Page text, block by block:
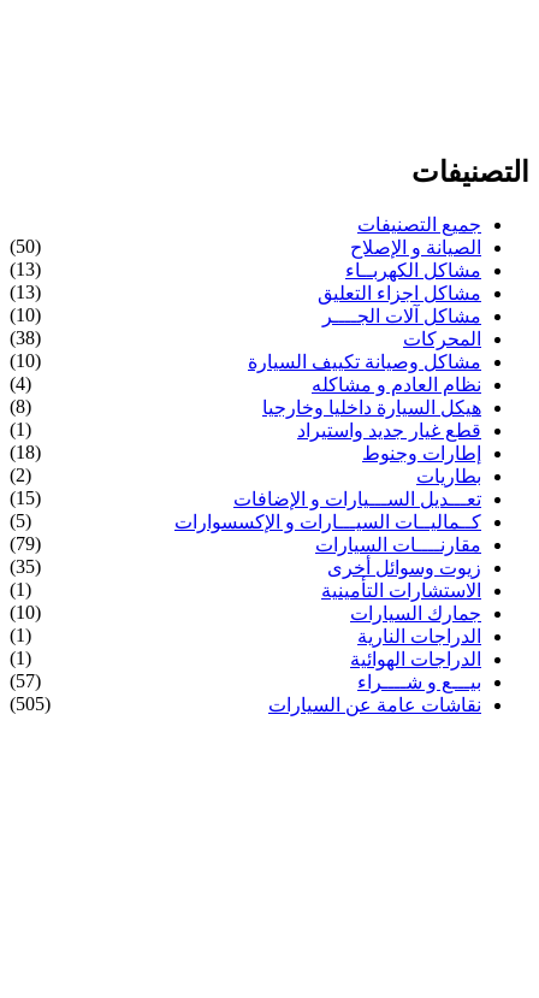
التصنيفات
جميع التصنيفات
الصيانة و الإصلاح
(50)
مشاكل الكهربــاء
(13)
مشاكل اجزاء التعليق
(13)
مشاكل آلات الجــــر
(10)
المحركات
(38)
مشاكل وصيانة تكييف السيارة
(10)
نظام العادم و مشاكله
(4)
هيكل السيارة داخليا وخارجيا
(8)
قطع غيار جديد واستيراد
(1)
إطارات وجنوط
(18)
بطاريات
(2)
تعـــديل الســـيارات و الإضافات
(15)
كــماليــات السيـــارات و الإكسسوارات
(5)
مقارنــــات السيارات
(79)
زيوت وسوائل أخرى
(35)
الاستشارات التأمينية
(1)
جمارك السيارات
(10)
الدراجات النارية
(1)
الدراجات الهوائية
(1)
بيـــع و شــــراء
(57)
نقاشات عامة عن السيارات
(505)